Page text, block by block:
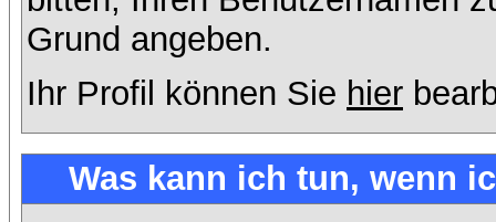
Grund angeben.
Ihr Profil können Sie hier
Was kann ich tun, wenn